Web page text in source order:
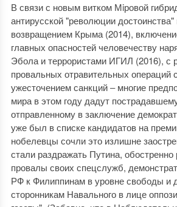
В связи с новым витком Мiровой
антирусской "революции достоинства"
возвращением Крыма (2014),
главных опасностей человечеству
Эбола и террористами ИГИЛ (2016), с
провальных отравительных
ужесточением санкций ‒ многие
мира в этом году дадут
отправленному в заключение
уже был в списке кандидатов на
нобелевцы сочли это излишне
стали раздражать Путина, обостренно
провалы своих спецслужб,
РФ к Филиппинам в уровне свободы и
сторонникам Навального в лице